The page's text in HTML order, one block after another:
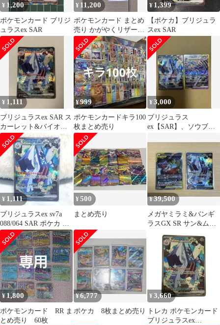
¥ 1,200
ポケモンカード ブリジ
ュラスex SAR
¥ 11,200
ポケモンカード まとめ
売り かがやくリザード
ン ブリジュラスex他
¥ 1,399
【ポケカ】ブリジュラ
スex SAR
¥ 1,111
ブリジュラスex SAR ス
カーレット&バイオレ
ット 強化拡張パック 楽
園ドラ…
¥999
ポケモンカードキラ100
枚まとめ売り
¥3,000
ブリジュラス
ex【SAR】、ソウブレ
¥ 1,111
ブリジュラスex sv7a
088/064 SAR ポケカ ポ
ケモンカードゲーム
¥500
まとめ売り
¥39,500
メガヤミラミ&バンギ
ラスGX SR サン&ムー
ン ブリジュラスEX
¥1,800
ポケモンカード RR ま
とめ売り 60枚
¥ 6,777
ポケカ 8枚まとめ売り
¥ 3,660
トレカ ポケモンカード
ブリジュラスex